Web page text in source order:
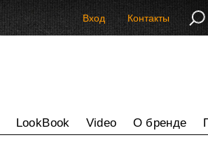
Вход Контакты
LookBook Video О бренде